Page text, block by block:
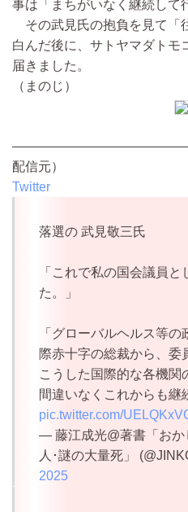
事は「まちがいなく継続して
その武見氏の抱負を見て「
白んだ後に、サトヤマダトモ
届きました。
（まのじ）
配信元）
Twitter
落選の 武見敬三氏
「これで私の国会議員
た。」
「グローバルヘルス等
際赤十字の総裁から、委
こうした国際的な各機関
間違いなくこれからも
pic.twitter.com/
— 藤江成光@著書「おか
人･謎の大量死」
2025